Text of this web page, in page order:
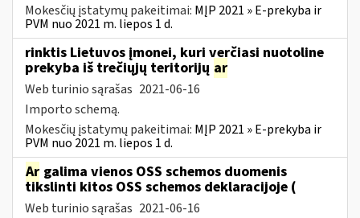
Mokesčių įstatymų pakeitimai: MĮP 2021 » E-prekyba ir
PVM nuo 2021 m. liepos 1 d.
rinktis Lietuvos įmonei, kuri verčiasi nuotoline
prekyba iš trečiųjų teritorijų ar
Web turinio sąrašas 2021-06-16
Importo schemą.
Mokesčių įstatymų pakeitimai: MĮP 2021 » E-prekyba ir
PVM nuo 2021 m. liepos 1 d.
Ar galima vienos OSS schemos duomenis
tikslinti kitos OSS schemos deklaracijoje (
Web turinio sąrašas 2021-06-16